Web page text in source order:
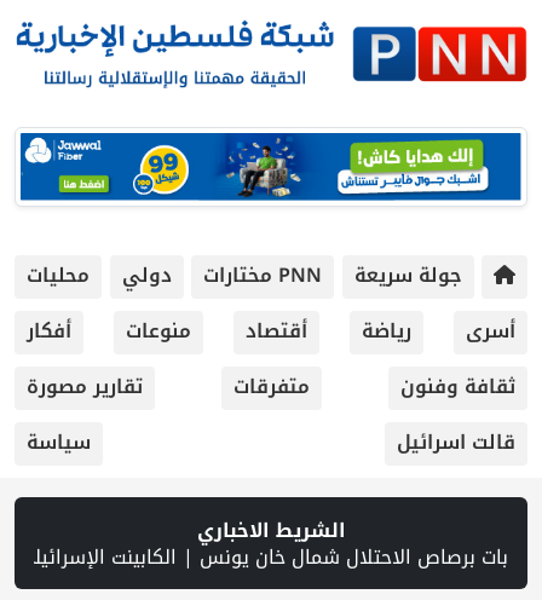
جولة سريعة PNN مختارات دولي
محليات
أسرى
رياضة أقتصاد منوعات
أفكار
ثقافة وفنون
متفرقات
تقارير مصورة
قالت اسرائيل
سياسة
الشريط الاخباري